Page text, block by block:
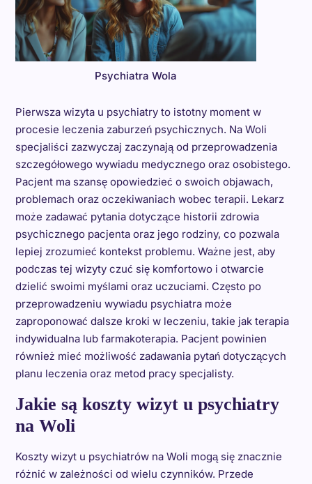
Psychiatra Wola
Pierwsza wizyta u psychiatry to istotny moment w
procesie leczenia zaburzeń psychicznych. Na Woli
specjaliści zazwyczaj zaczynają od przeprowadzenia
szczegółowego wywiadu medycznego oraz osobistego.
Pacjent ma szansę opowiedzieć o swoich objawach,
problemach oraz oczekiwaniach wobec terapii. Lekarz
może zadawać pytania dotyczące historii zdrowia
psychicznego pacjenta oraz jego rodziny, co pozwala
lepiej zrozumieć kontekst problemu. Ważne jest, aby
podczas tej wizyty czuć się komfortowo i otwarcie
dzielić swoimi myślami oraz uczuciami. Często po
przeprowadzeniu wywiadu psychiatra może
zaproponować dalsze kroki w leczeniu, takie jak terapia
indywidualna lub farmakoterapia. Pacjent powinien
również mieć możliwość zadawania pytań dotyczących
planu leczenia oraz metod pracy specjalisty.
Jakie są koszty wizyt u psychiatry
na Woli
Koszty wizyt u psychiatrów na Woli mogą się znacznie
różnić w zależności od wielu czynników. Przede